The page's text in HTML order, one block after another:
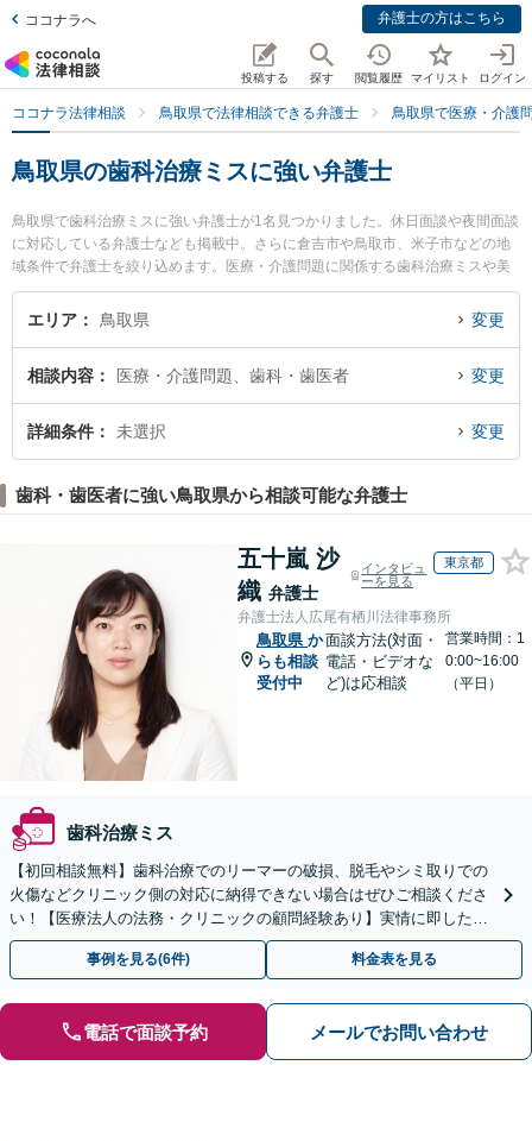
ココナラへ 弁護士の方はこちら
投稿する 探す 閲覧履歴 マイリスト ログイン
ココナラ法律相談 鳥取県で法律相談できる弁護士 鳥取県で医療・介護
鳥取県の歯科治療ミスに強い弁護士
鳥取県で歯科治療ミスに強い弁護士が1名見つかりました。休日面談や夜間面談
に対応している弁護士なども掲載中。さらに倉吉市や鳥取市、米子市などの地
域条件で弁護士を絞り込めます。医療・介護問題に関係する歯科治療ミスや美
容整形のトラブル、産婦人科の訴訟等の細かな分野での絞り込み検索もでき便
利です。特に住法律事務所の住 真介弁護士のプロフィール情報や弁護士費用、
実績豊富な近くの弁護士を検索したい』『初回相談無料で歯科治療ミスを法律
相談できる鳥取県内の弁護士に相談予約したい』などでお困りの相談者さんに
おすすめです。
エリア 鳥取県 変更
相談内容 医療・介護問題、歯科・歯医者 変更
詳細条件 未選択 変更
歯科・歯医者に強い鳥取県から相談可能な弁護士
五十嵐 沙
織 弁護士
インタビュ
ーを見る
東京都
弁護士法人広尾有栖川法律事務所
鳥取県 か
らも相談
受付中
面談方法(対面・
電話・ビデオな
ど)は応相談
営業時間：1
0:00~16:00
（平日）
歯科治療ミス
【初回相談無料】歯科治療でのリーマーの破損、脱毛やシミ取りでの
火傷などクリニック側の対応に納得できない場合はぜひご相談くださ
い！【医療法人の法務・クリニックの顧問経験あり】実情に即したア
ドバイスで、納得のできるトラブルの解決を目指します。
事例を見る(6件) 料金表を見る
電話で面談予約 メールでお問い合わせ